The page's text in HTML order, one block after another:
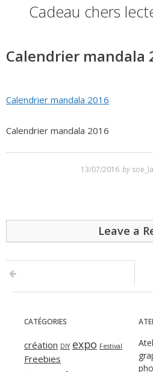
Cadeau chers
Calendrier mandala
Calendrier mandala 2016
Calendrier mandala 2016
13/07/2016 by
Leave a
navigation
CATÉGORIES
création DIY expo Festival
Freebies